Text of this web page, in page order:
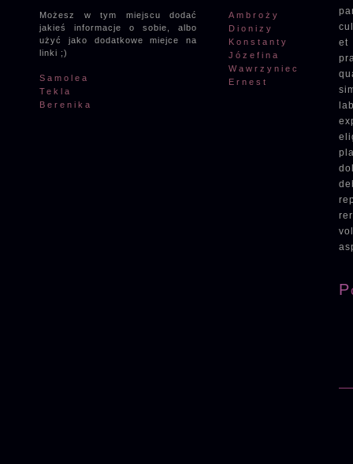
Ambroży
Dionizy
Konstanty
Józefina
Wawrzyniec
Ernest
Możesz w tym miejscu dodać
jakieś informacje o sobie, albo
użyć jako dodatkowe miejce na
linki ;)
Samolea
Tekla
Berenika
et